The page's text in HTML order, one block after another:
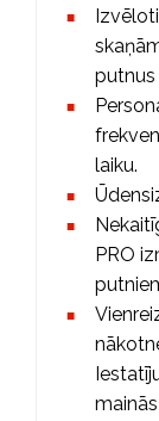
putnus
laiku.
PRO